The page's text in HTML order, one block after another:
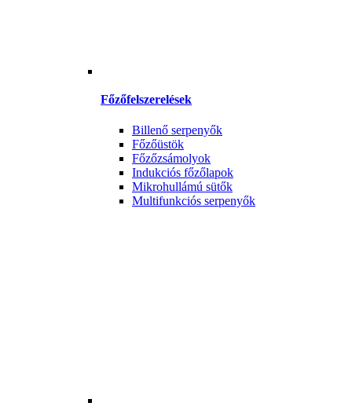
Főzőfelszerelések
Billenő serpenyők
Főzőüstök
Főzőzsámolyok
Indukciós főzőlapok
Mikrohullámú sütők
Multifunkciós serpenyők